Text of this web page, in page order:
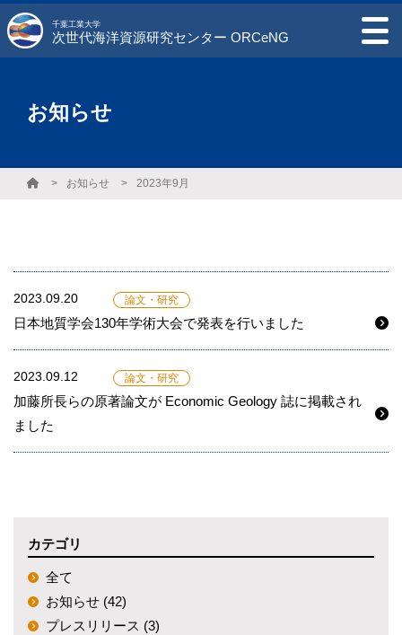
千葉工業大学
次世代海洋資源研究センター ORCeNG
お知らせ
お知らせ 2023年9月
2023.09.20 論文・研究
日本地質学会130年学術大会で発表を行いました
2023.09.12 論文・研究
加藤所長らの原著論文が Economic Geology 誌に掲載され
ました
カテゴリ
全て
お知らせ (42)
プレスリリース (3)